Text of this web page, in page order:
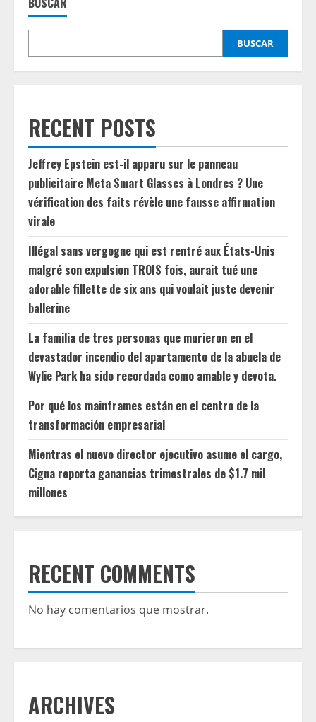
BUSCAR
RECENT POSTS
Jeffrey Epstein est-il apparu sur le panneau
publicitaire Meta Smart Glasses à Londres ? Une
vérification des faits révèle une fausse affirmation
virale
Illégal sans vergogne qui est rentré aux États-Unis
malgré son expulsion TROIS fois, aurait tué une
adorable fillette de six ans qui voulait juste devenir
ballerine
La familia de tres personas que murieron en el
devastador incendio del apartamento de la abuela de
Wylie Park ha sido recordada como amable y devota.
Por qué los mainframes están en el centro de la
transformación empresarial
Mientras el nuevo director ejecutivo asume el cargo,
Cigna reporta ganancias trimestrales de $1.7 mil
millones
RECENT COMMENTS
No hay comentarios que mostrar.
ARCHIVES